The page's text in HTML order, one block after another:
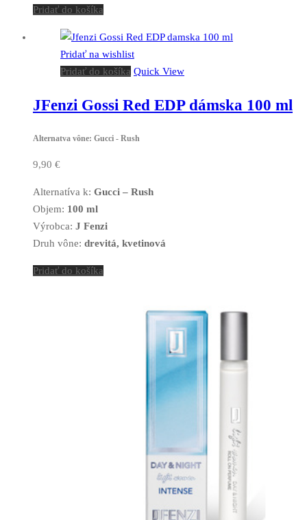
Pridať do košíka
Pridať na wishlist
Pridať do košíka Quick View
JFenzi Gossi Red EDP dámska 100 ml
Alternatva vône: Gucci - Rush
9,90 €
Alternatíva k: Gucci – Rush
Objem: 100 ml
Výrobca: J Fenzi
Druh vône: drevitá, kvetinová
Pridať do košíka